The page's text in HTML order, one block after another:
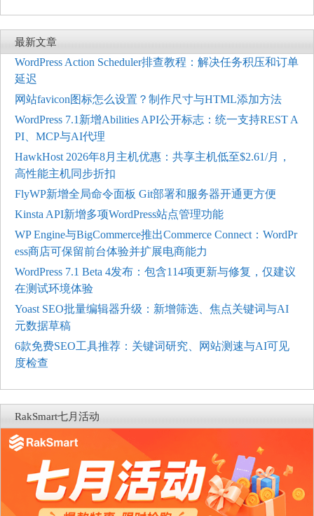
最新文章
WordPress Action Scheduler排查教程：解决任务积压和订单
延迟
网站favicon图标怎么设置？制作尺寸与HTML添加方法
WordPress 7.1新增Abilities API公开标志：统一支持REST A
PI、MCP与AI代理
HawkHost 2026年8月主机优惠：共享主机低至$2.61/月，
高性能主机同步折扣
FlyWP新增全局命令面板 Git部署和服务器开通更方便
Kinsta API新增多项WordPress站点管理功能
WP Engine与BigCommerce推出Commerce Connect：WordPr
ess商店可保留前台体验并扩展电商能力
WordPress 7.1 Beta 4发布：包含114项更新与修复，仅建议
在测试环境体验
Yoast SEO批量编辑器升级：新增筛选、焦点关键词与AI
元数据草稿
6款免费SEO工具推荐：关键词研究、网站测速与AI可见
度检查
RakSmart七月活动